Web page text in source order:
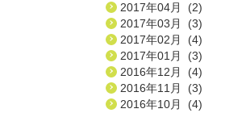
2017年04月 (2)
2017年03月 (3)
2017年02月 (4)
2017年01月 (3)
2016年12月 (4)
2016年11月 (3)
2016年10月 (4)